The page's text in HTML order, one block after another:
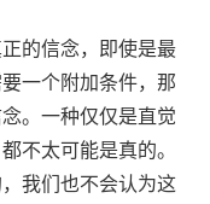
的信念，即使是最
一个附加条件，那
。一种仅仅是直觉
不太可能是真的。
我们也不会认为这